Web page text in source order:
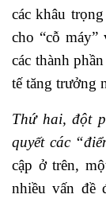
các khâu
cho “cỗ
các thành
tế tăng trưởng
Thứ hai, đột
quyết các
cập ở trên,
nhiều vấn đề